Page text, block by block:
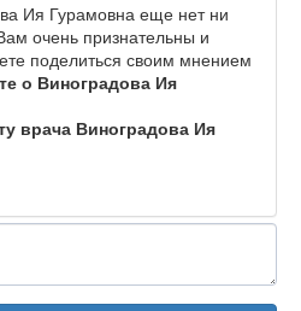
Ия Гурамовна еще нет ни
очень признательны и
поделиться своим мнением
о Виноградова Ия
врача Виноградова Ия